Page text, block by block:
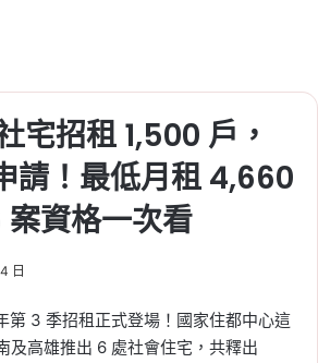
宅招租 1,500 戶，
請！最低月租 4,660
資格一次看
日
第 3 季招租正式登場！國家住都中心這
及高雄推出 6 處社會住宅，共釋出